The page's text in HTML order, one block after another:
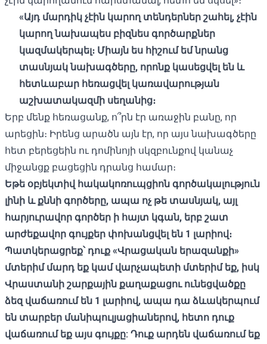
«Այդ մարդիկ չէին կարող տենդերներ շահել, չէին
կարող նախապես բիզնես գործարքներ
կազմակերպել։ Միայն ես հիշում եմ նրանց
տասնյակ նախագծերը, որոնք կասեցվել են և
հետևաբար հեռացվել կառավարության
աշխատակազմի սեղանից։
Երբ մենք հեռացանք, ո՞րն էր առաջին բանը, որ
արեցին։ Իրենց արածն այն էր, որ այս նախագծերը
հետ բերեցեին ու դոմինոյի սկզբունքով կանաչ
միջանցք բացեցին դրանց համար։
Եթե ​​օբյեկտիվ հակակոռուպցիոն գործակալություն
լինի և քննի գործերը, ապա ոչ թե տասնյակ, այլ
հարյուրավոր գործեր ի հայտ կգան, երբ շատ
արժեքավոր գույքեր փոխանցվել են 1 լարիով։
Պատկերացրեք՝ դուք «Վրացական երազանքի»
մտերիմ մարդ եք կամ վարչապետի մտերիմ եք, իսկ
Վրաստանի շարքային քաղաքացու ունեցվածքը
ձեզ վաճառում են 1 լարիով, ապա դա ձևակերպում
են տարբեր մանիպուլյացիաներով, հետո դուք
վաճառում եք այս գույքը: Դուք արդեն վաճառում եք